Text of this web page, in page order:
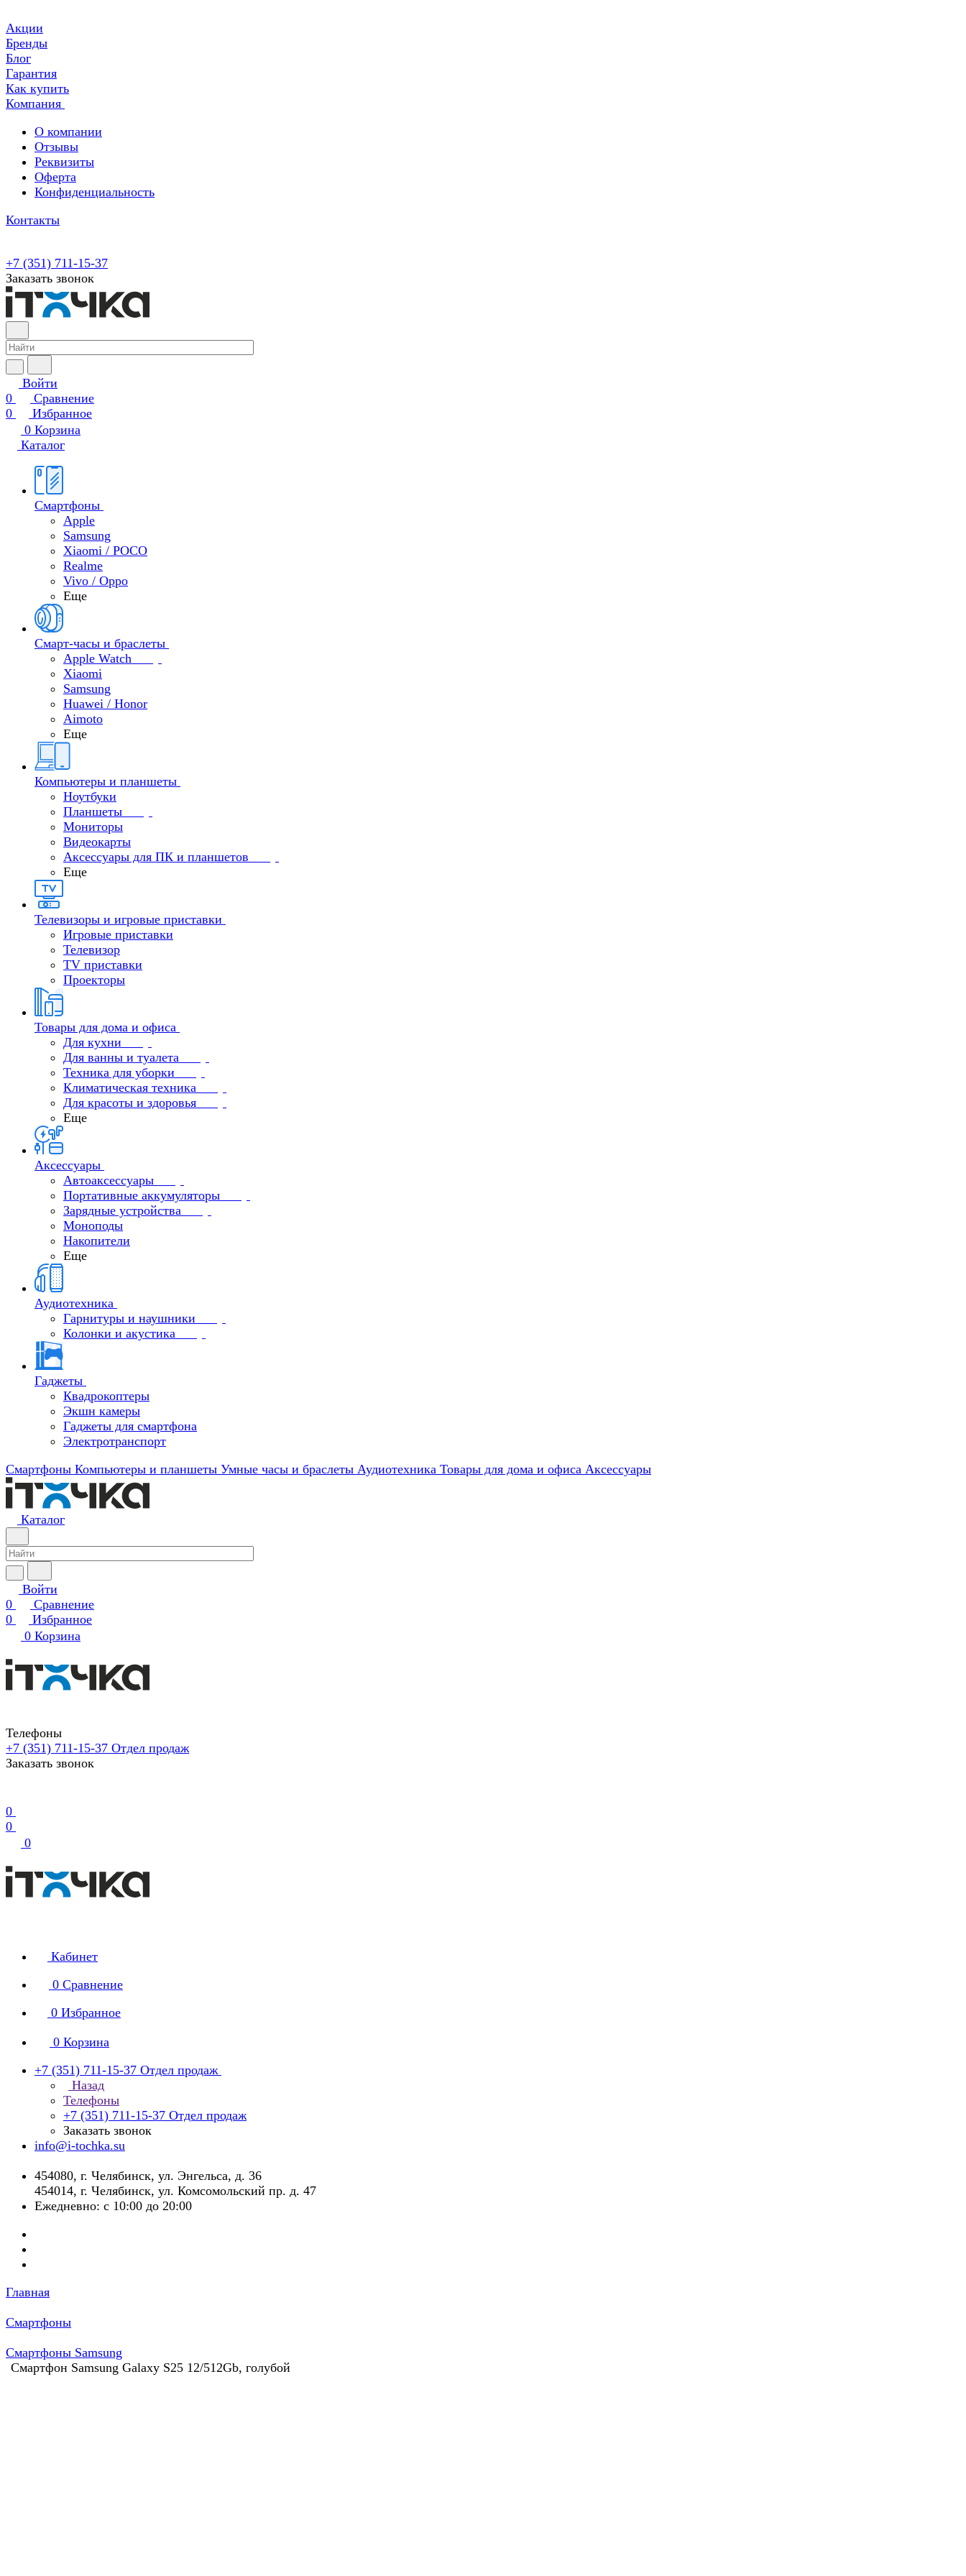
Акции
Бренды
Блог
Гарантия
Как купить
Компания
О компании
Отзывы
Реквизиты
Оферта
Конфиденциальность
Контакты
+7 (351) 711-15-37
Заказать звонок
Войти
0
Сравнение
0
Избранное
0 Корзина
Каталог
Смартфоны
Apple
Samsung
Xiaomi / POCO
Realme
Vivo / Oppo
Еще
Смарт-часы и браслеты
Apple Watch
Xiaomi
Samsung
Huawei / Honor
Aimoto
Еще
Компьютеры и планшеты
Ноутбуки
Планшеты
Мониторы
Видеокарты
Аксессуары для ПК и планшетов
Еще
Телевизоры и игровые приставки
Игровые приставки
Телевизор
TV приставки
Проекторы
Товары для дома и офиса
Для кухни
Для ванны и туалета
Техника для уборки
Климатическая техника
Для красоты и здоровья
Еще
Аксессуары
Автоаксессуары
Портативные аккумуляторы
Зарядные устройства
Моноподы
Накопители
Еще
Аудиотехника
Гарнитуры и наушники
Колонки и акустика
Гаджеты
Квадрокоптеры
Экшн камеры
Гаджеты для смартфона
Электротранспорт
Смартфоны Компьютеры и планшеты Умные часы и браслеты Аудиотехника Товары для дома и офиса Аксессуары
Каталог
Войти
0
Сравнение
0
Избранное
0 Корзина
Телефоны
+7 (351) 711-15-37 Отдел продаж
Заказать звонок
0
0
0
Кабинет
0 Сравнение
0 Избранное
0 Корзина
+7 (351) 711-15-37 Отдел продаж
Назад
Телефоны
+7 (351) 711-15-37 Отдел продаж
Заказать звонок
info@i-tochka.su
​454080, г. Челябинск, ул. Энгельса, д. 36
454014, г. Челябинск, ул. Комсомольский пр. д. 47
Ежедневно: с 10:00 до 20:00
Главная
Смартфоны
Смартфоны Samsung
Смартфон Samsung Galaxy S25 12/512Gb, голубой